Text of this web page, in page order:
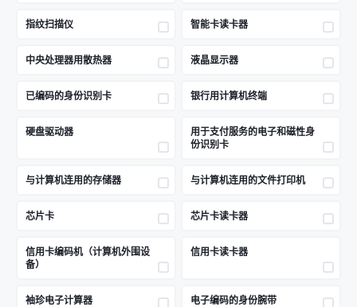
指纹扫描仪 智能卡读卡器
中央处理器用散热器 液晶显示器
已编码的身份识别卡 银行用计算机终端
硬盘驱动器
用于支付服务的电子和磁性身
份识别卡
与计算机连用的存储器 与计算机连用的文件打印机
芯片卡 芯片卡读卡器
信用卡编码机（计算机外围设
备）
信用卡读卡器
袖珍电子计算器 电子编码的身份腕带